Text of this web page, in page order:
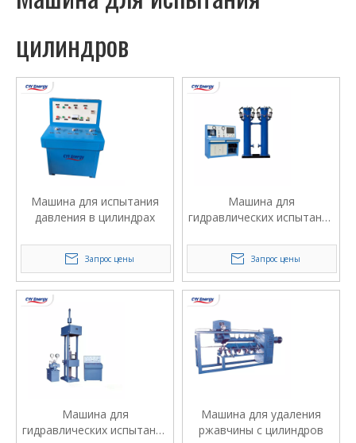
цилиндров
Машина для испытания
давления в цилиндрах
Запрос цены
Машина для
гидравлических испытаний
цилиндра
Запрос цены
Машина для
гидравлических испытаний
Машина для удаления
ржавчины с цилиндров